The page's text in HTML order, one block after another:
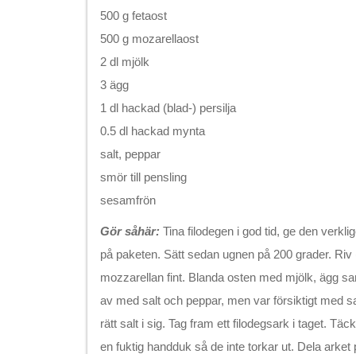
500 g fetaost
500 g mozarellaost
2 dl mjölk
3 ägg
1 dl hackad (blad-) persilja
0.5 dl hackad mynta
salt, peppar
smör till pensling
sesamfrön
Gör såhär: Tina filodegen i god tid, ge den
på paketen. Sätt sedan ugnen på 200 grader.
mozzarellan fint. Blanda osten med mjölk, ägg
av med salt och peppar, men var försiktigt med
rätt salt i sig. Tag fram ett filodegsark i taget.
en fuktig handduk så de inte torkar ut. Dela